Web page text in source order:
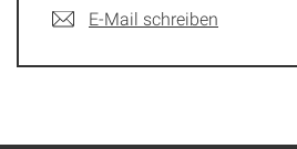
E-Mail schreiben